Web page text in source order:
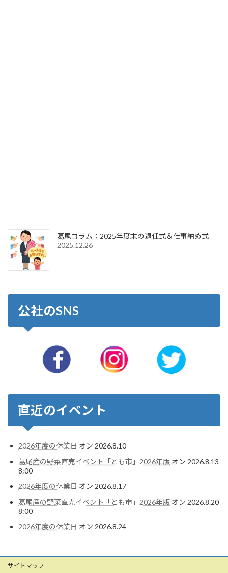
葛尾コラム：2025年度末の退任式＆仕事納め式
2025.12.26
公社のSNS
直近のイベント
2026年度の休業日 オン 2026.8.10
葛尾産の野菜直売イベント「とも市」2026年版 オン 2026.8.13
8:00
2026年度の休業日 オン 2026.8.17
葛尾産の野菜直売イベント「とも市」2026年版 オン 2026.8.20
8:00
2026年度の休業日 オン 2026.8.24
サイトマップ